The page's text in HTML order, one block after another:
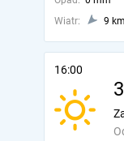
Wiatr:
9
16:00